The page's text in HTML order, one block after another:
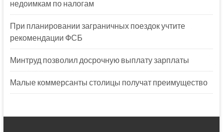
недоимкам по налогам
При планировании заграничных поездок учтите
рекомендации ФСБ
Минтруд позволил досрочную выплату зарплаты
Малые коммерсанты столицы получат преимущество